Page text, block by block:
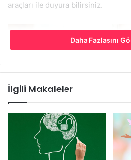
araçları ile duyura bilirsiniz.
Düğün Planlaması Yaparken Dikkat
Daha Fazlasını
İlgili Makaleler